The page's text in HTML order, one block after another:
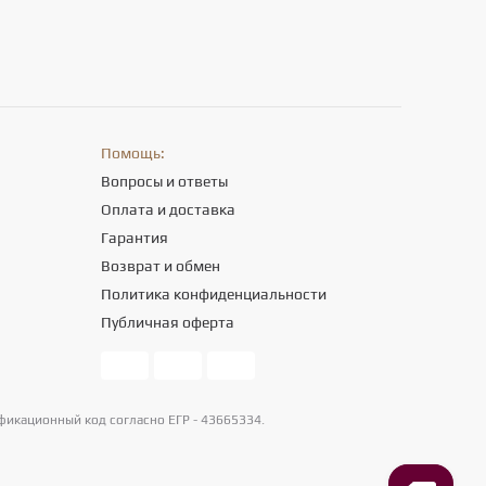
Помощь:
Вопросы и ответы
Оплата и доставка
Гарантия
Возврат и обмен
Политика конфиденциальности
Публичная оферта
код согласно ЕГР - 43665334.